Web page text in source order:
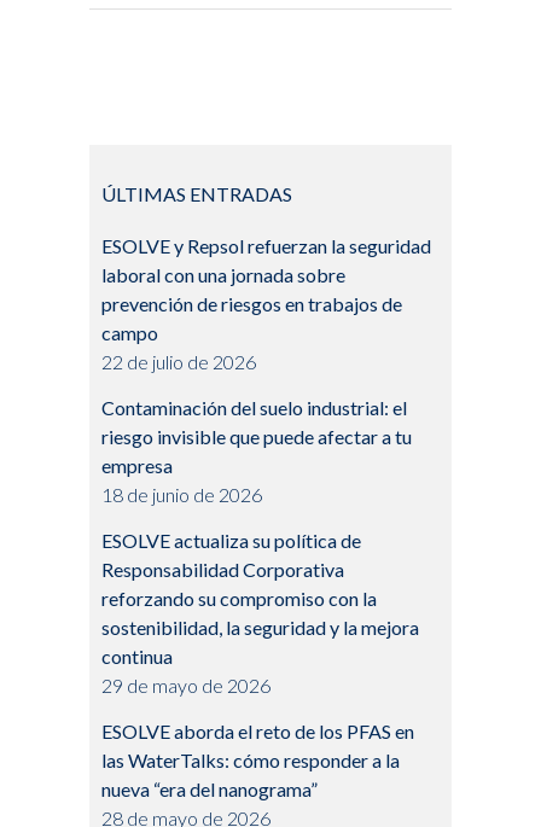
ÚLTIMAS ENTRADAS
ESOLVE y Repsol refuerzan la seguridad
laboral con una jornada sobre
prevención de riesgos en trabajos de
campo
22 de julio de 2026
Contaminación del suelo industrial: el
riesgo invisible que puede afectar a tu
empresa
18 de junio de 2026
ESOLVE actualiza su política de
Responsabilidad Corporativa
reforzando su compromiso con la
sostenibilidad, la seguridad y la mejora
continua
29 de mayo de 2026
ESOLVE aborda el reto de los PFAS en
las WaterTalks: cómo responder a la
nueva “era del nanograma”
28 de mayo de 2026